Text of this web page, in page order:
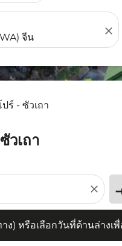
close
ร์ - ซัวเถา
วเถา
close
ง) หรือเลือกวันที่ด้านล่างเ
หรือเลือกวันที่ด้านล่างเพื่อ